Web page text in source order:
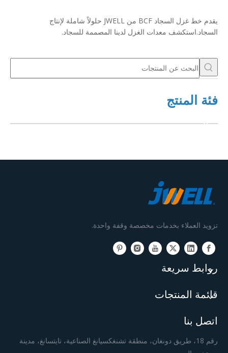
يقدم خط غزل السجاد BCF من JWELL حلولاً شاملة لإنتاج
السجاد.استكشف معدات الغزل لدينا المصممة للسجاد.
فئة المنتج
تزويد العملاء بخدمات مخصصة وقفة واحدة.
روابط سريعة
قائمة المنتجات
اتصل بنا
رقم 18، طريق دونغان، منطقة تشنغكسيانغ الصناعية، تايتسانغ، مدينة